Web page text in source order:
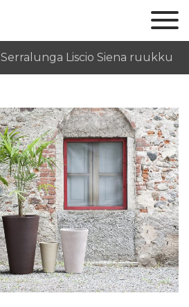
Serralunga Liscio Siena ruukku